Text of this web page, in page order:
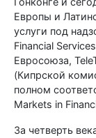
Европы и
услуги под
Financial
Евросоюза,
(Кипрской
полном
Markets in
За четверть